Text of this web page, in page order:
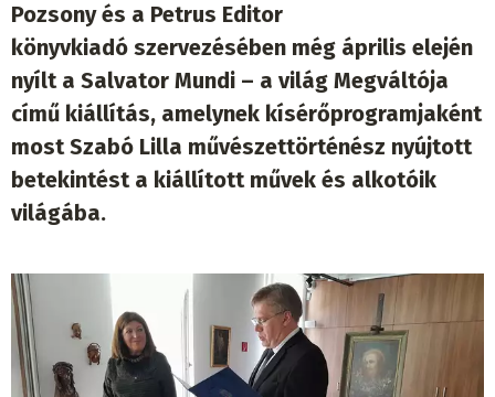
Pozsony és a Petrus Editor
könyvkiadó szervezésében még április elején
nyílt a Salvator Mundi – a világ Megváltója
című kiállítás, amelynek kísérőprogramjaként
most Szabó Lilla művészettörténész nyújtott
betekintést a kiállított művek és alkotóik
világába.